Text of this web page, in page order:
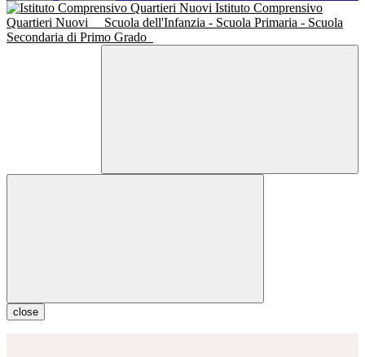
Istituto Comprensivo
Quartieri Nuovi
Scuola dell'Infanzia - Scuola Primaria - Scuola
Secondaria di Primo Grado
close